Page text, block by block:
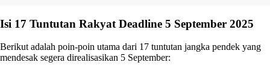
Isi 17 Tuntutan Rakyat Deadline 5 September 2025
Berikut adalah poin-poin utama dari 17 tuntutan jangka pendek yang
mendesak segera direalisasikan 5 September: